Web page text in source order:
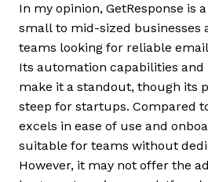
In my opinion, GetResponse is
small to mid-sized businesses
teams looking for reliable
Its automation capabilities
make it a standout, though its
steep for startups. Compared
excels in ease of use and
suitable for teams without
However, it may not offer the